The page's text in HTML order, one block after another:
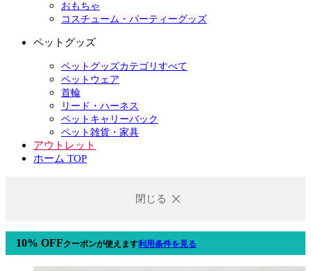
おもちゃ
コスチューム・パーティーグッズ
ペットグッズ
ペットグッズカテゴリすべて
ペットウェア
首輪
リード・ハーネス
ペットキャリーバック
ペット雑貨・家具
アウトレット
ホーム TOP
閉じる
10% OFFクーポンが使えます利用条件を見る